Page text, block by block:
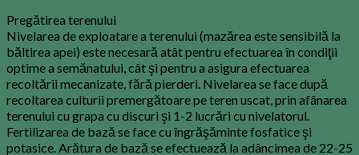
Pregătirea terenului
Nivelarea de exploatare a terenului (mazărea este sensibilă la
băltirea apei) este necesară atât pentru efectuarea în condiţii
optime a semănatului, cât şi pentru a asigura efectuarea
recoltării mecanizate, fără pierderi. Nivelarea se face după
recoltarea culturii premergătoare pe teren uscat, prin afânarea
terenului cu grapa cu discuri şi 1-2 lucrări cu nivelatorul.
Fertilizarea de bază se face cu îngrăşăminte fosfatice şi
potasice. Arătura de bază se efectuează la adâncimea de 22-25